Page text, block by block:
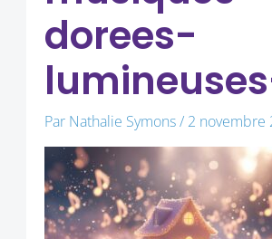
dorees-
Par Nathalie Symons/ 2 novembre